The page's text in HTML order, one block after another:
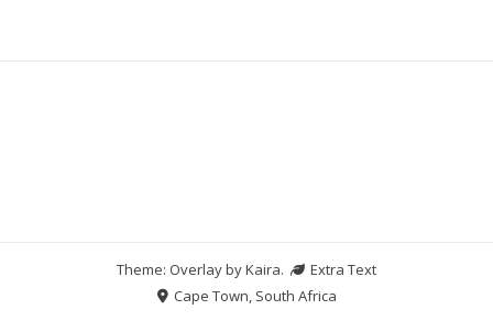
Theme: Overlay byKaira.
Extra Text
Cape Town, South Africa